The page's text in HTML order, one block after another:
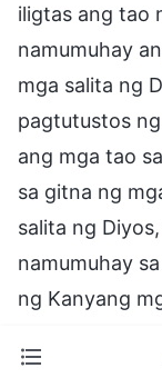
iligtas ang tao
namumuhay
mga salita ng
pagtutustos
ang mga tao
sa gitna ng
salita ng
namumuhay
ng Kanyang
tao, para